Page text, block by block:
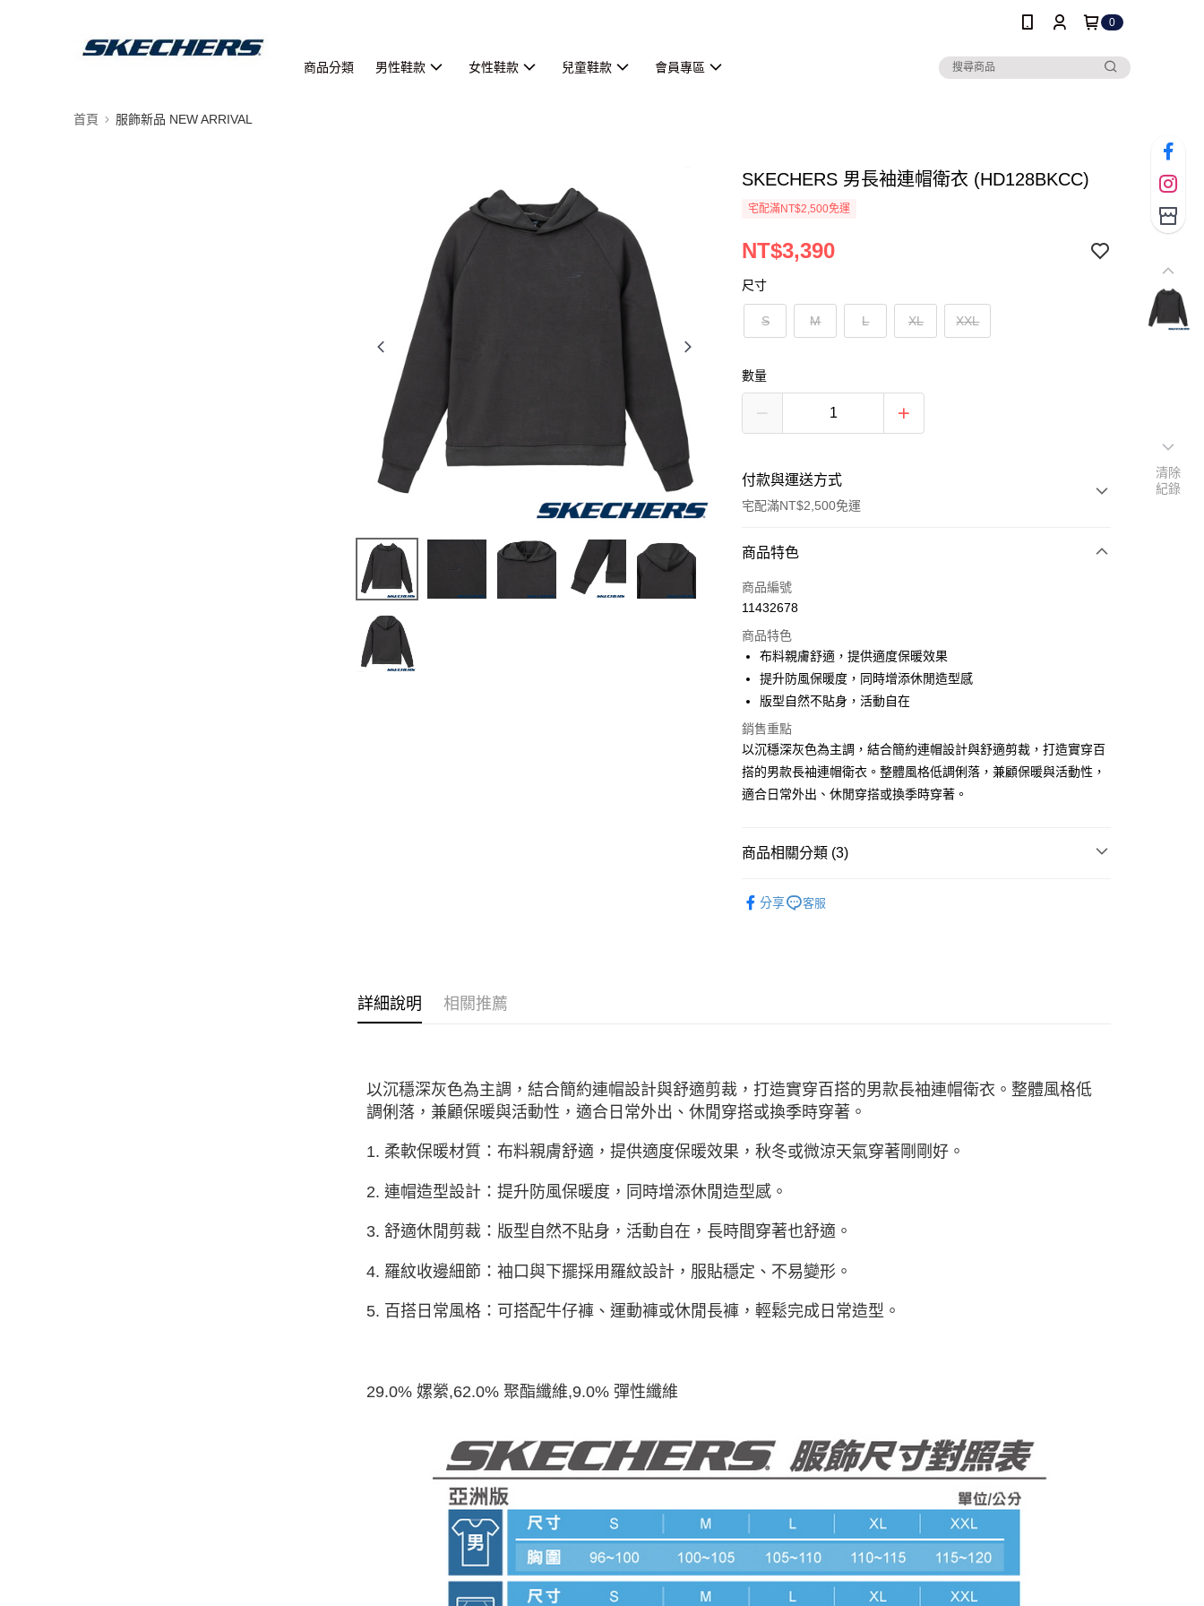
0
商品分類 男性鞋款 女性鞋款 兒童鞋款 會員專區
首頁 服飾新品 NEW ARRIVAL
SKECHERS 男長袖連帽衛衣 (HD128BKCC)
宅配滿NT$2,500免運
NT$3,390
尺寸
S M L XL XXL
數量
付款與運送方式
宅配滿NT$2,500免運
付款方式
信用卡一次付款
大哥付你分期
相關說明
1.本服務由台灣大哥大提供，台灣大哥大用戶可立即使用無須另外申請。
2.付款方式選擇「大哥付你分期」，訂單成立後會自動跳轉到大哥付的交易
流程，驗證手機門號後，選擇欲分期的期數、繳款截止日，確認付款後即
完成交易。
3.實際核准額度、可分期數及費用金額請依後續交易確認頁面所載為準。
4.訂單成立30分鐘內，如未前往確認交易或遇審核未通過，訂單將自動取
消。如遇「轉專審核」未通過狀況，表示未達大哥付你分期系統評分，恕
1.分期款項不併入電信帳單，「大哥付你分期」於每月結算日後寄送繳費提
帳／街口支付／iPASS MONEY」等通路繳費。
ATM付款
宅配
商品特色
商品編號
11432678
商品特色
布料親膚舒適，提供適度保暖效果
提升防風保暖度，同時增添休閒造型感
版型自然不貼身，活動自在
銷售重點
以沉穩深灰色為主調，結合簡約連帽設計與舒適剪裁，打造實穿百
搭的男款長袖連帽衛衣。整體風格低調俐落，兼顧保暖與活動性，
適合日常外出、休閒穿搭或換季時穿著。
商品相關分類 (3)
分享 客服
詳細說明 相關推薦
以沉穩深灰色為主調，結合簡約連帽設計與舒適剪裁，打造實穿百搭的男款長袖連帽衛衣。整體風格低
調俐落，兼顧保暖與活動性，適合日常外出、休閒穿搭或換季時穿著。
1. 柔軟保暖材質：布料親膚舒適，提供適度保暖效果，秋冬或微涼天氣穿著剛剛好。
2. 連帽造型設計：提升防風保暖度，同時增添休閒造型感。
3. 舒適休閒剪裁：版型自然不貼身，活動自在，長時間穿著也舒適。
4. 羅紋收邊細節：袖口與下擺採用羅紋設計，服貼穩定、不易變形。
5. 百搭日常風格：可搭配牛仔褲、運動褲或休閒長褲，輕鬆完成日常造型。
29.0% 嫘縈,62.0% 聚酯纖維,9.0% 彈性纖維
清除
紀錄